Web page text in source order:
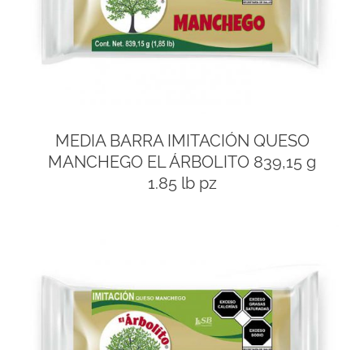
MEDIA BARRA IMITACIÓN QUESO
MANCHEGO EL ÁRBOLITO 839,15 g
1.85 lb pz